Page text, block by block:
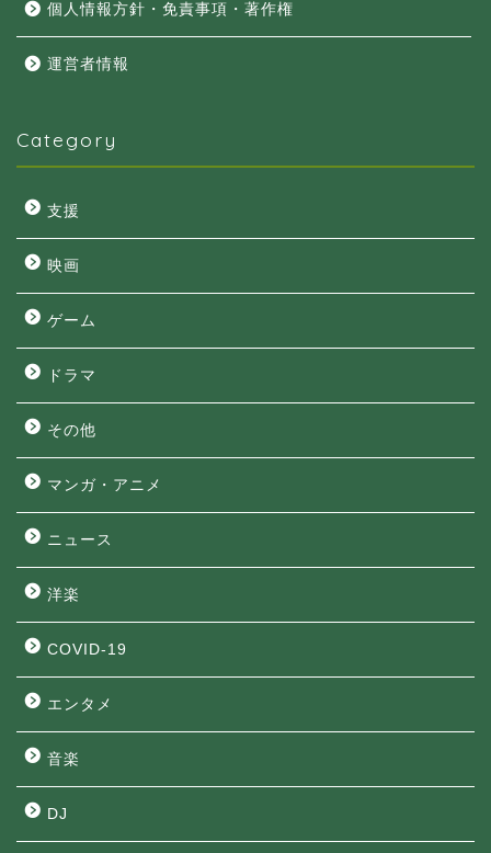
個人情報方針・免責事項・著作権
運営者情報
Category
支援
映画
ゲーム
ドラマ
その他
マンガ・アニメ
ニュース
洋楽
COVID-19
エンタメ
音楽
DJ